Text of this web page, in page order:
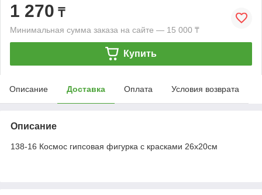
1 270 ₸
Минимальная сумма заказа на сайте — 15 000 ₸
Купить
Описание Доставка Оплата Условия возврата
Описание
138-16 Космос гипсовая фигурка с красками 26х20см